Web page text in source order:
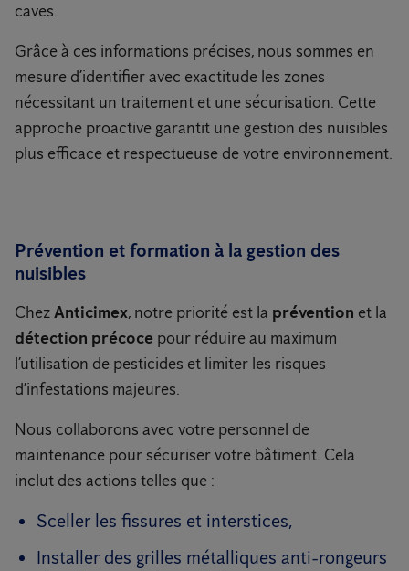
caves.
Grâce à ces informations précises, nous sommes en
mesure d’identifier avec exactitude les zones
nécessitant un traitement et une sécurisation. Cette
approche proactive garantit une gestion des nuisibles
plus efficace et respectueuse de votre environnement.
Prévention et formation à la gestion des
nuisibles
ChezAnticimex, notre priorité est la prévention et la
détection précoce pour réduire au maximum
l’utilisation de pesticides et limiter les risques
d’infestations majeures.
Nous collaborons avec votre personnel de
maintenance pour sécuriser votre bâtiment. Cela
inclut des actions telles que :
Sceller les fissures et interstices,
Installer des grilles métalliques anti-rongeurs